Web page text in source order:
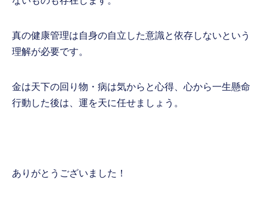
真の健康管理は自身の自立した意識と依存しないという
理解が必要です。
金は天下の回り物・病は気からと心得、心から一生懸命
行動した後は、運を天に任せましょう。
ありがとうございました！